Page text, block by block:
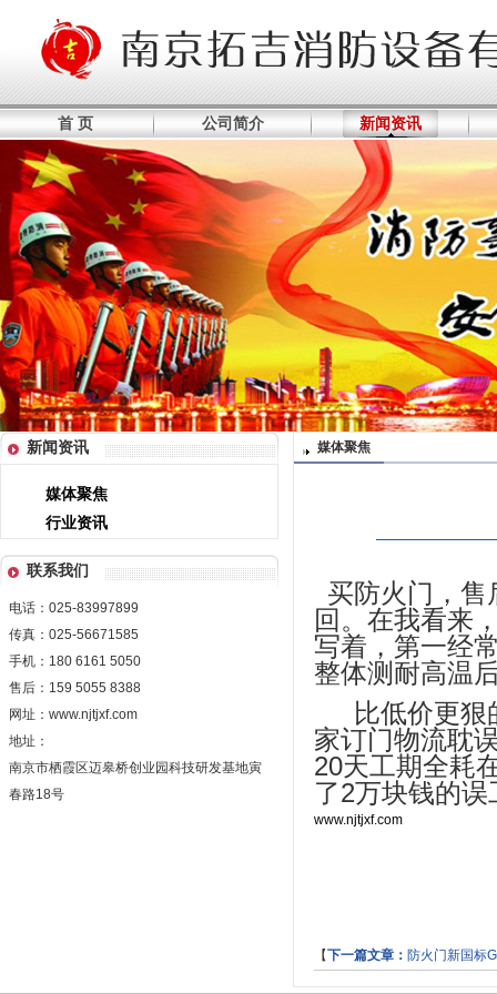
首 页 公司简介 新闻资讯
新闻资讯
媒体聚焦
行业资讯
联系我们
电话：025-83997899
传真：025-56671585
手机：180 6161 5050
售后：159 5055 8388
网址：www.njtjxf.com
地址：
南京市栖霞区迈皋桥创业园科技研发基地寅
春路18号
媒体聚焦
买防火门，售
回。在我看来
写着，第一经
整体测耐高温
比低价更
家订门物流耽
20天工期全耗
了2万块钱的误
www.njtjxf.com
【下一篇文章： 防火门新国标